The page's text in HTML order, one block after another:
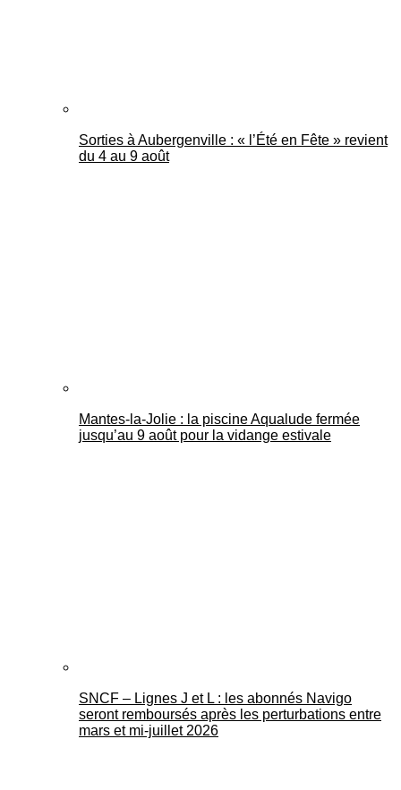
Sorties à Aubergenville : « l’Été en Fête » revient
du 4 au 9 août
Mantes-la-Jolie : la piscine Aqualude fermée
jusqu’au 9 août pour la vidange estivale
SNCF – Lignes J et L : les abonnés Navigo
seront remboursés après les perturbations entre
mars et mi-juillet 2026